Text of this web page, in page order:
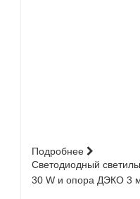
Подробнее
Светодиодный
30 W и опора ДЭКО 3